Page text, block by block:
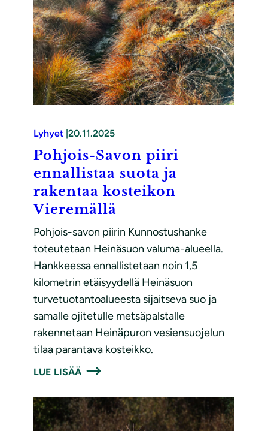
Lyhyet |20.11.2025
Pohjois-Savon piiri
ennallistaa suota ja
rakentaa kosteikon
Vieremällä
Pohjois-savon piirin Kunnostushanke
toteutetaan Heinäsuon valuma-alueella.
Hankkeessa ennallistetaan noin 1,5
kilometrin etäisyydellä Heinäsuon
turvetuotantoalueesta sijaitseva suo ja
samalle ojitetulle metsäpalstalle
rakennetaan Heinäpuron vesiensuojelun
tilaa parantava kosteikko.
LUE LISÄÄ